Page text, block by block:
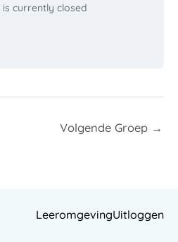
currently closed
Volgende Groep →
LeeromgevingUitloggen